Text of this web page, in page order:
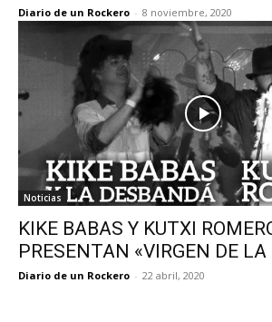
Diario de un Rockero - 8 noviembre, 2020
Noticias
KIKE BABAS Y KUTXI
PRESENTAN «VIRGEN DE LA
Diario de un Rockero - 22 abril, 2020